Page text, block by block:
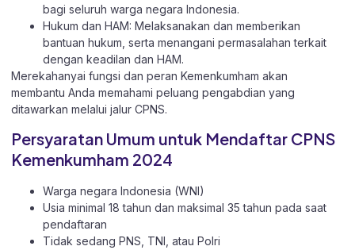
bagi seluruh warga negara Indonesia.
Hukum dan HAM: Melaksanakan dan memberikan
bantuan hukum, serta menangani permasalahan terkait
dengan keadilan dan HAM.
Merekahanyai fungsi dan peran Kemenkumham akan
membantu Anda memahami peluang pengabdian yang
ditawarkan melalui jalur CPNS.
Persyaratan Umum untuk Mendaftar CPNS
Kemenkumham 2024
Warga negara Indonesia (WNI)
Usia minimal 18 tahun dan maksimal 35 tahun pada saat
pendaftaran
Tidak sedang PNS, TNI, atau Polri